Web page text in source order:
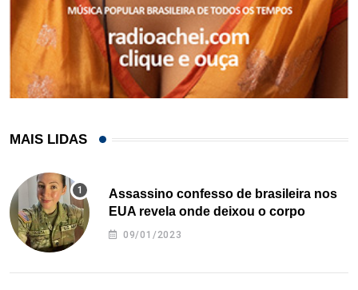
MAIS LIDAS
Assassino confesso de brasileira nos
EUA revela onde deixou o corpo
09/01/2023